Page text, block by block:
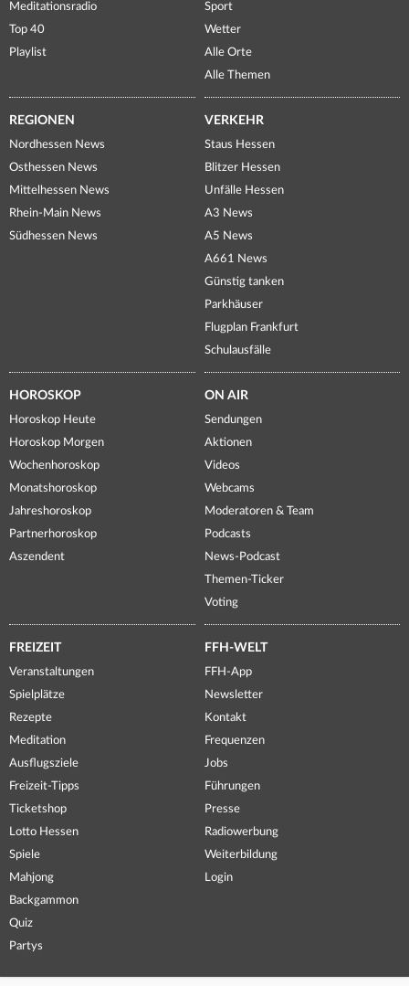
Meditationsradio
Top 40
Playlist
Sport
Wetter
Alle Orte
Alle Themen
REGIONEN
Nordhessen News
Osthessen News
Mittelhessen News
Rhein-Main News
Südhessen News
VERKEHR
Staus Hessen
Blitzer Hessen
Unfälle Hessen
A3 News
A5 News
A661 News
Günstig tanken
Parkhäuser
Flugplan Frankfurt
Schulausfälle
HOROSKOP
Horoskop Heute
Horoskop Morgen
Wochenhoroskop
Monatshoroskop
Jahreshoroskop
Partnerhoroskop
Aszendent
ON AIR
Sendungen
Aktionen
Videos
Webcams
Moderatoren & Team
Podcasts
News-Podcast
Themen-Ticker
Voting
FREIZEIT
Veranstaltungen
Spielplätze
Rezepte
Meditation
Ausflugsziele
Freizeit-Tipps
Ticketshop
Lotto Hessen
Spiele
Mahjong
Backgammon
Quiz
Partys
FFH-WELT
FFH-App
Newsletter
Kontakt
Frequenzen
Jobs
Führungen
Presse
Radiowerbung
Weiterbildung
Login